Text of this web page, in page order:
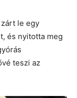
le egy
és nyitotta meg
teszi az